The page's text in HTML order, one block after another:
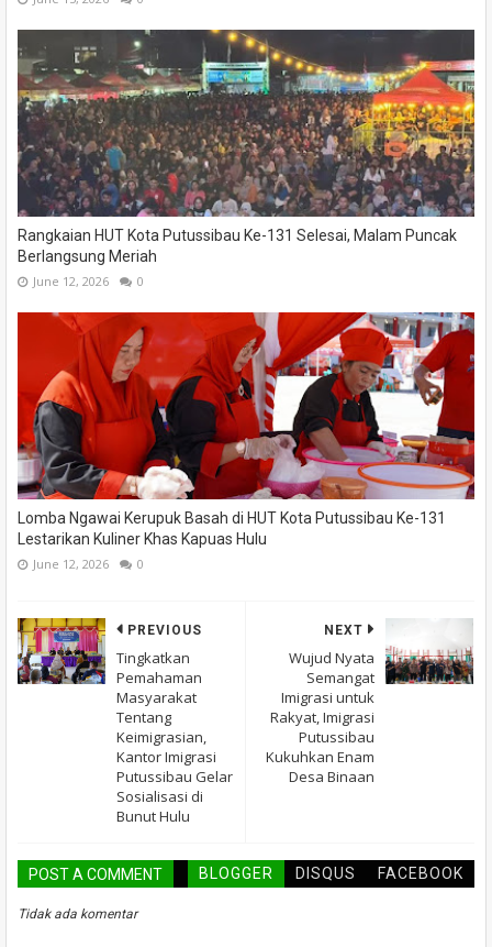
Rangkaian HUT Kota Putussibau Ke-131 Selesai, Malam Puncak
Berlangsung Meriah
June 12, 2026 0
Lomba Ngawai Kerupuk Basah di HUT Kota Putussibau Ke-131
Lestarikan Kuliner Khas Kapuas Hulu
June 12, 2026 0
NEXT
Wujud Nyata
Semangat
Imigrasi untuk
Rakyat, Imigrasi
Putussibau
Kukuhkan Enam
Desa Binaan
PREVIOUS
Tingkatkan
Pemahaman
Masyarakat
Tentang
Keimigrasian,
Kantor Imigrasi
Putussibau Gelar
Sosialisasi di
Bunut Hulu
POST A COMMENT BLOGGER DISQUS FACEBOOK
Tidak ada komentar